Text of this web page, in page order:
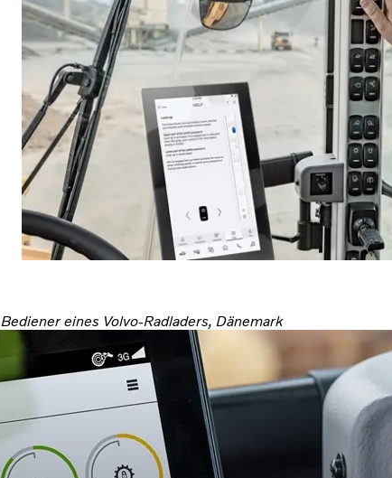
Bediener eines Volvo-Radladers, Dänemark